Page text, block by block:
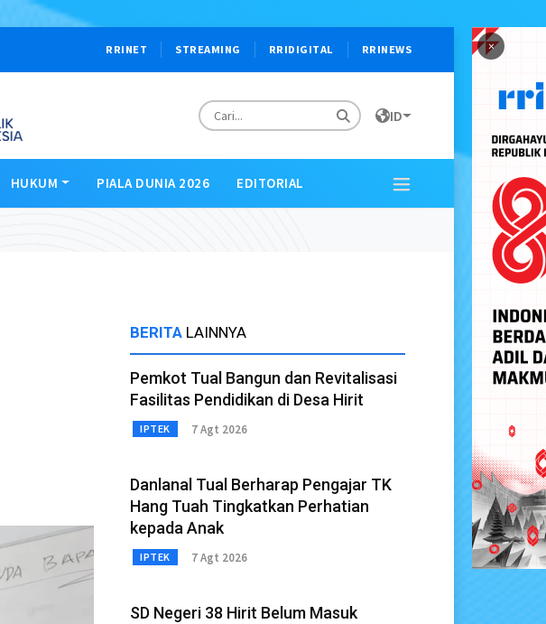
×
RRINET STREAMING RRIDIGITAL RRINEWS
ID
HUKUM PIALA DUNIA 2026 EDITORIAL
BERITA LAINNYA
Pemkot Tual Bangun dan Revitalisasi
Fasilitas Pendidikan di Desa Hirit
IPTEK 7 Agt 2026
Danlanal Tual Berharap Pengajar TK
Hang Tuah Tingkatkan Perhatian
kepada Anak
IPTEK 7 Agt 2026
SD Negeri 38 Hirit Belum Masuk